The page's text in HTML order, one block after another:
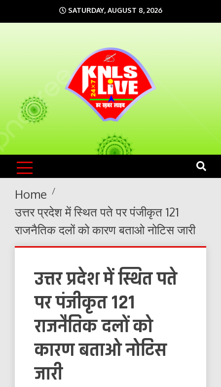
to
SATURDAY, AUGUST 8, 2026
KNLS LIVE
India`s No.1 News Portal
Home
उत्तर प्रदेश में स्थित पते पर पंजीकृत 121
राजनैतिक दलों को कारण बताओ नोटिस जारी
उत्तर प्रदेश में स्थित पते
पर पंजीकृत 121
राजनैतिक दलों को
कारण बताओ नोटिस
जारी